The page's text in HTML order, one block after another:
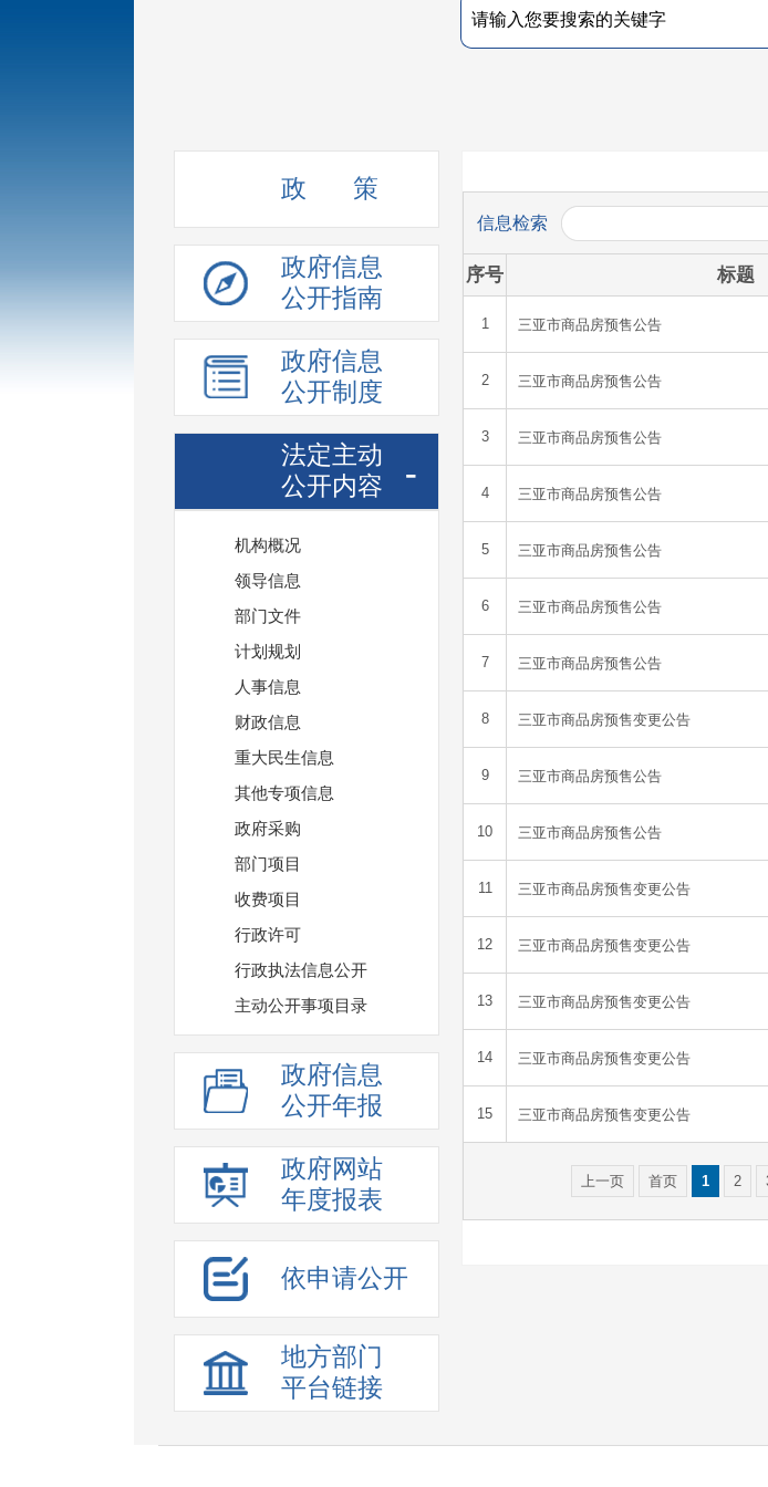
政 策
政府信息
公开指南
政府信息
公开制度
法定主动
公开内容
-
机构概况
领导信息
部门文件
计划规划
人事信息
财政信息
重大民生信息
其他专项信息
政府采购
部门项目
收费项目
行政许可
行政执法信息公开
主动公开事项目录
政府信息
公开年报
政府网站
年度报表
依申请公开
地方部门
平台链接